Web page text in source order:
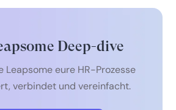
Deep-dive
Leapsome eure HR-Prozesse
verbindet und vereinfacht.